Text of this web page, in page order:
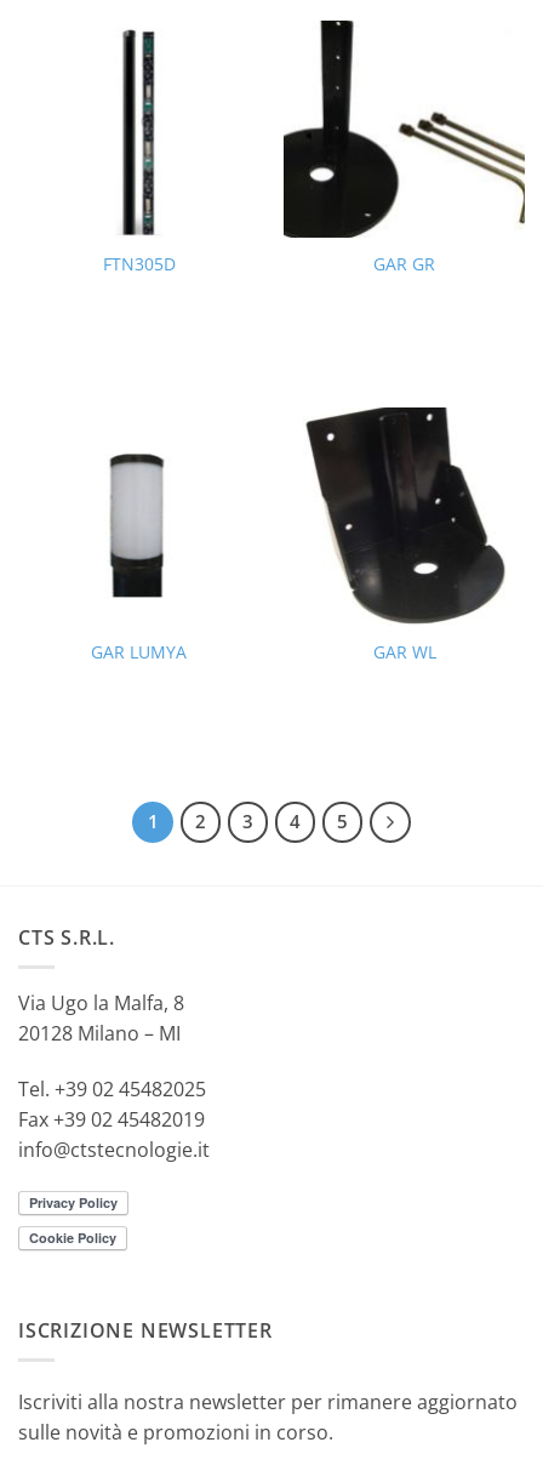
FTN305D GAR GR
GAR LUMYA GAR WL
1 2 3 4 5
CTS S.R.L.
Via Ugo la Malfa, 8
20128 Milano – MI
Tel. +39 02 45482025
Fax +39 02 45482019
info@ctstecnologie.it
ISCRIZIONE NEWSLETTER
Iscriviti alla nostra newsletter per rimanere aggiornato
sulle novità e promozioni in corso.